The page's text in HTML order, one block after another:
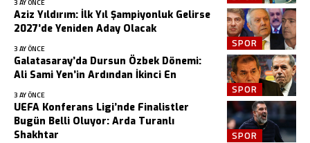
3 AY ÖNCE
SPOR
Aziz Yıldırım: İlk Yıl Şampiyonluk Gelirse
2027’de Yeniden Aday Olacak
3 AY ÖNCE
SPOR
Galatasaray’da Dursun Özbek Dönemi:
Ali Sami Yen’in Ardından İkinci En
3 AY ÖNCE
SPOR
UEFA Konferans Ligi’nde Finalistler
Bugün Belli Oluyor: Arda Turanlı
Shakhtar